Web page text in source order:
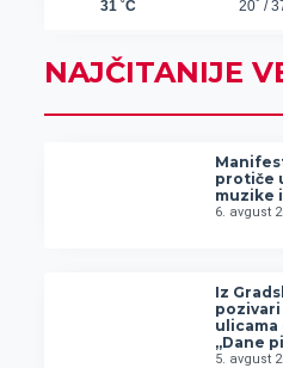
NAJČITANIJE
protiče
muzike
6. avgust
Iz
ulicama
„Dane
5. avgust